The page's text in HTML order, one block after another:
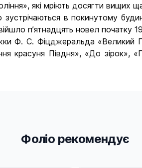
які мріють досягти вищих
в покинутому
п’ятнадцять новел початку
Ф. С. Фіцджеральда «Великий
красуня Півдня», «До зірок»,
Фоліо рекомендує